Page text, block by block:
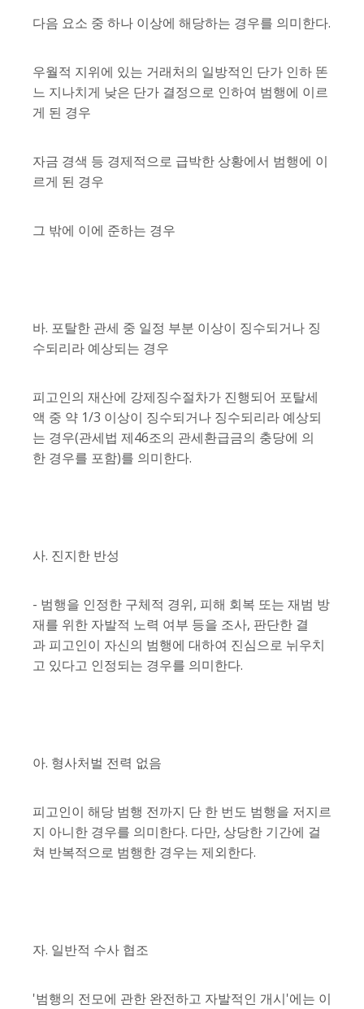
다음 요소 중 하나 이상에 해당하는 경우를 의미한다.
우월적 지위에 있는 거래처의 일방적인 단가 인하 똔
느 지나치게 낮은 단가 결정으로 인하여 범행에 이르
게 된 경우
자금 경색 등 경제적으로 급박한 상황에서 범행에 이
르게 된 경우
그 밖에 이에 준하는 경우
바. 포탈한 관세 중 일정 부분 이상이 징수되거나 징
수되리라 예상되는 경우
피고인의 재산에 강제징수절차가 진행되어 포탈세
액 중 약 1/3 이상이 징수되거나 징수되리라 예상되
는 경우(관세법 제46조의 관세환급금의 충당에 의
한 경우를 포함)를 의미한다.
사. 진지한 반성
- 범행을 인정한 구체적 경위, 피해 회복 또는 재범 방
재를 위한 자발적 노력 여부 등을 조사, 판단한 결
과 피고인이 자신의 범행에 대하여 진심으로 뉘우치
고 있다고 인정되는 경우를 의미한다.
아. 형사처벌 전력 없음
피고인이 해당 범행 전까지 단 한 번도 범행을 저지르
지 아니한 경우를 의미한다. 다만, 상당한 기간에 걸
쳐 반복적으로 범행한 경우는 제외한다.
자. 일반적 수사 협조
'범행의 전모에 관한 완전하고 자발적인 개시'에는 이